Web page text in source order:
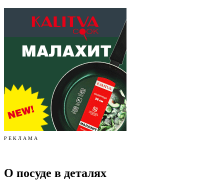
Р Е К Л А М А
О посуде в деталях